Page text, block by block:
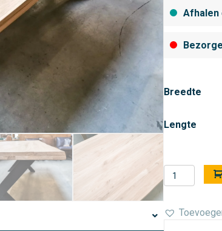
Afhalen
Breedte
Lengte
Tafelblad
boomstam
massief